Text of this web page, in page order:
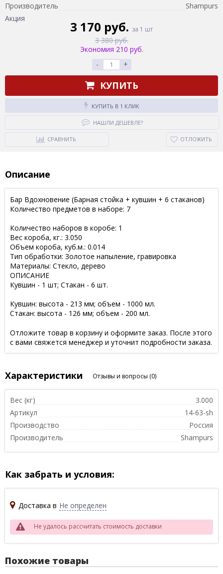
Производитель
Shampurs
Акция
3 170 руб. за 1 шт
3 380 руб.
Экономия 210 руб.
-
+
КУПИТЬ
КУПИТЬ В 1 КЛИК
НАШЛИ ДЕШЕВЛЕ?
СРАВНИТЬ ОТЛОЖИТЬ
Описание
Бар Вдохновение (Барная стойка + кувшин + 6 стаканов)
Количество предметов в наборе: 7
Количество наборов в коробе: 1
Вес короба, кг.: 3.050
Объем короба, куб.м.: 0.014
Тип обработки: Золотое напыление, гравировка
Материалы: Стекло, дерево
ОПИСАНИЕ
Кувшин - 1 шт; Стакан - 6 шт.
Кувшин: высота - 213 мм; объем - 1000 мл.
Стакан: высота - 126 мм; объем - 200 мл.
Отложите товар в корзину и оформите заказ. После этого
с вами свяжется менеджер и уточнит подробности заказа.
Характеристики Отзывы и вопросы (0)
Вес (кг)
3.000
Артикул
14-63-sh
Производство
Россия
Производитель
Shampurs
Как забрать и условия:
Доставка в Не определен
Не удалось рассчитать стоимость доставки
Похожие товары